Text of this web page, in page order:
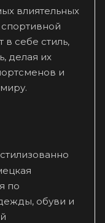
влиятельных
себе стиль,
делая их
и
стилизованно
по
обуви и